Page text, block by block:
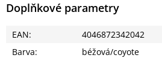
Doplňkové parametry
EAN:
4046872342042
Barva: béžová/coyote